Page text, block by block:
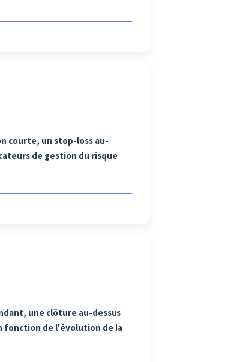
courte, un stop-loss au-
de gestion du risque
une clôture au-dessus
fonction de l'évolution de la